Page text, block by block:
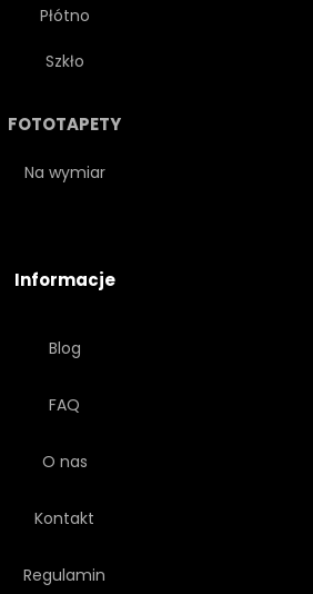
Płótno
Szkło
FOTOTAPETY
Na wymiar
Informacje
Blog
FAQ
O nas
Kontakt
Regulamin